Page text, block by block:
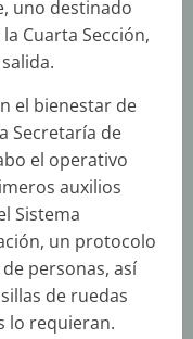
uno destinado
Cuarta Sección,
el bienestar de
Secretaría de
el operativo
auxilios
Sistema
un protocolo
personas, así
de ruedas
lo requieran.